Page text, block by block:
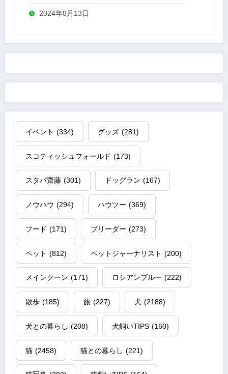
2024年8月13日
イベント (334) グッズ (281)
スコティッシュフォールド (173)
スタパ齋藤 (301) ドッグラン (167)
ノウハウ (294) ハウツー (369)
フード (171) ブリーダー (273)
ペット (812) ペットジャーナリスト (200)
メインクーン (171) ロシアンブルー (222)
散歩 (185) 旅 (227) 犬 (2188)
犬との暮らし (208) 犬飼いTIPS (160)
猫 (2458) 猫との暮らし (221)